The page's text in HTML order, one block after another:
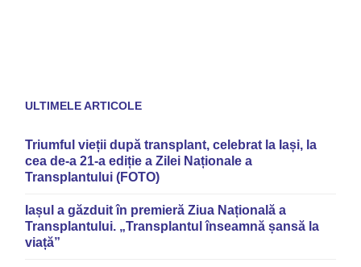
ULTIMELE ARTICOLE
Triumful vieții după transplant, celebrat la Iași, la
cea de-a 21-a ediție a Zilei Naționale a
Transplantului (FOTO)
Iașul a găzduit în premieră Ziua Națională a
Transplantului. „Transplantul înseamnă șansă la
viață”